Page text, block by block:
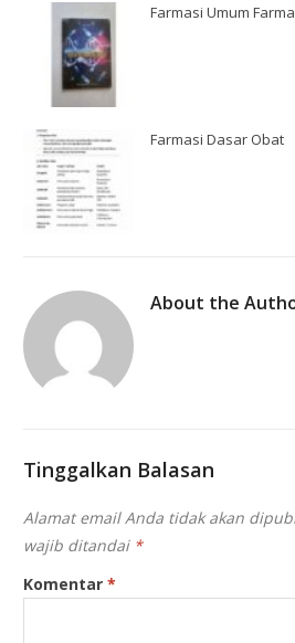
Farmasi Umum
Farmasi Dasar Obat
About the
Tinggalkan Balasan
Alamat email Anda tidak akan
wajib ditandai *
Komentar*